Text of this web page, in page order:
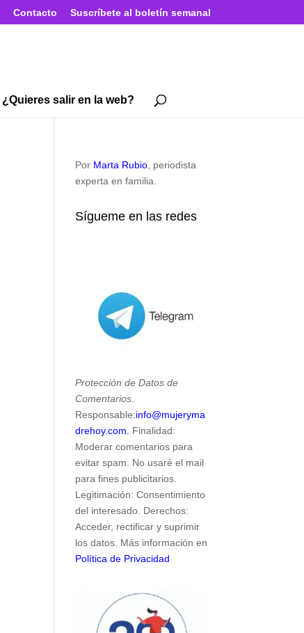
Contacto Suscríbete al boletín semanal
¿Quieres salir en la web?
Por Marta Rubio , periodista
experta en familia.
Sígueme en las redes
Protección de Datos de
Comentarios
Responsable:info@mujeryma
drehoy.com.
Finalidad:
Moderar comentarios para
evitar spam. No usaré el mail
para fines publicitarios.
Legitimación: Consentimiento
del interesado. Derechos:
Acceder, rectificar y suprimir
los datos. Más información en
Política de Privacidad